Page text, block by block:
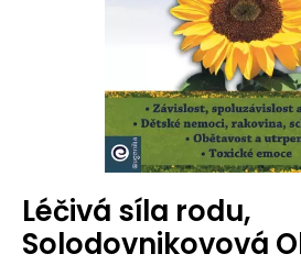
Léčivá síla rodu,
Solodovnikovová